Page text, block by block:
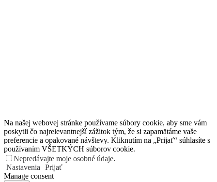
Na našej webovej stránke používame súbory cookie, aby sme vám
poskytli čo najrelevantnejší zážitok tým, že si zapamätáme vaše
preferencie a opakované návštevy. Kliknutím na „Prijať“ súhlasíte s
používaním VŠETKÝCH súborov cookie.
Nepredávajte moje osobné údaje.
Nastavenia
Prijať
Manage consent